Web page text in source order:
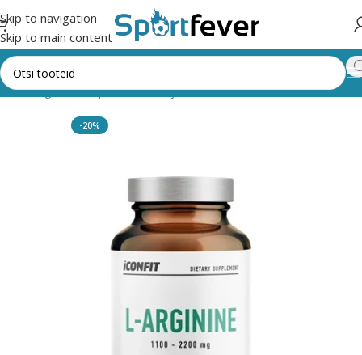
Skip to navigation
Skip to main content
kategooriad Spordi, dieet- ja tervisetoidud KAPSLITOOTED
-20%